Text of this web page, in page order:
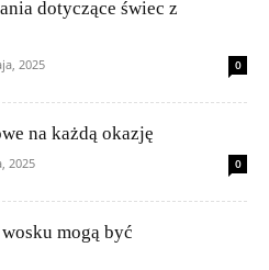
dotyczące świec z
2025 0
na każdą okazję
2025 0
mogą być